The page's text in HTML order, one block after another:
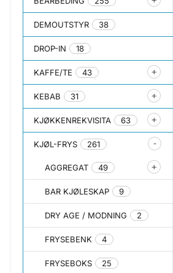
DEMOUTSTYR 38
DROP-IN 18
KAFFE/TE 43
KEBAB 31
KJØKKENREKVISITA 63
KJØL-FRYS 261
AGGREGAT 49
BAR KJØLESKAP 9
DRY AGE / MODNING 2
FRYSEBENK 4
FRYSEBOKS 25